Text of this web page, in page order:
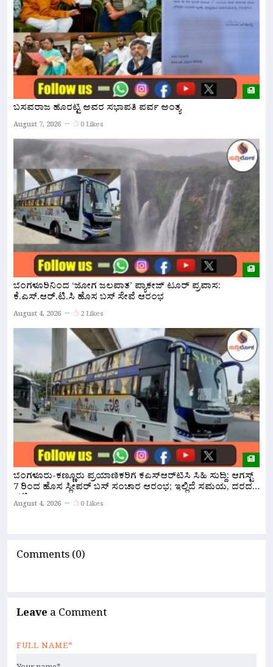
ಬಸವರಾಜ ಹೊರಟ್ಟಿ ಅವರ ಸಭಾಪತಿ ಪರ್ವ ಅಂತ್ಯ
August 7, 2026 0 Likes
ಬೆಂಗಳೂರಿನಿಂದ ‘ಜೋಗ ಜಲಪಾತ’ ಪ್ಯಾಕೇಜ್ ಟೂರ್ ಪ್ರವಾಸ:
ಕೆ.ಎಸ್.ಆರ್.ಟಿ.ಸಿ ಹೊಸ ಬಸ್ ಸೇವೆ ಆರಂಭ
August 4, 2026 2 Likes
ಬೆಂಗಳೂರು-ಕಣ್ಣೂರು ಪ್ರಯಾಣಿಕರಿಗೆ ಕೆಎಸ್‌ಆರ್‌ಟಿಸಿ ಸಿಹಿ ಸುದ್ದಿ: ಆಗಸ್ಟ್
7 ರಿಂದ ಹೊಸ ಸ್ಲೀಪರ್ ಬಸ್ ಸಂಚಾರ ಆರಂಭ; ಇಲ್ಲಿದೆ ಸಮಯ, ದರದ
ಪಟ್ಟಿ!
August 4, 2026 0 Likes
Comments (0)
Leave a Comment
FULL NAME*